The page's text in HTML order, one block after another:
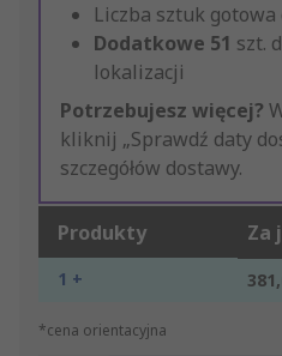
Liczba sztuk gotowa
Dodatkowe 51 szt.
lokalizacji
Potrzebujesz więcej?
kliknij „Sprawdź daty
szczegółów dostawy.
Produkty Za
1 +
*cena orientacyjna